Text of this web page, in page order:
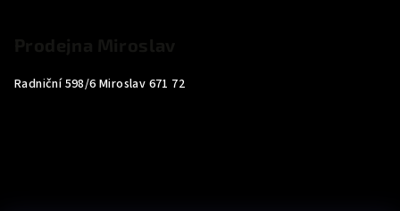
Radniční 598/6 Miroslav 671 72